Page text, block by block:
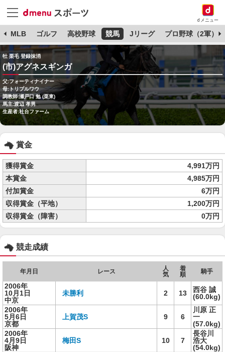
dメニュー
MLB ゴルフ 高校野球 競馬 Jリーグ プロ野球（2軍）
牡 栗毛 登録抹消
(市)アグネスギンガ
父:フォーティナイナー
母:トリプルワウ
調教師:瀬戸口 勉 (栗東)
馬主:渡辺 孝男
生産者:社台ファーム
賞金
獲得賞金
4,991万円
本賞金
4,985万円
付加賞金
6万円
収得賞金（平地）
1,200万円
収得賞金（障害）
0万円
競走成績
年月日 レース
人
気
着
順
騎手
2006年
10月1日
中京
未勝利 2 13
西谷 誠
(60.0kg)
2006年
5月6日
京都
上賀茂S 9 6
川原 正
一
(57.0kg)
2006年
4月9日
阪神
梅田S 10 7
長谷川
浩大
(54.0kg)